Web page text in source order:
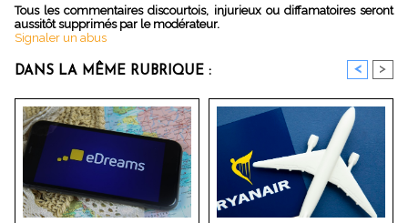
Tous les commentaires discourtois, injurieux ou diffamatoires seront
aussitôt supprimés par le modérateur.
Signaler un abus
DANS LA MÊME RUBRIQUE : < >